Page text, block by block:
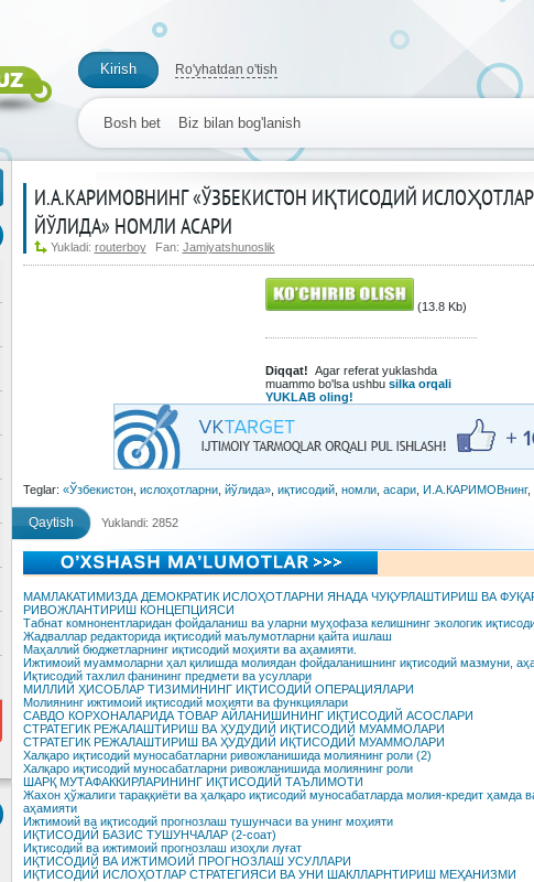
Kirish Ro'yhatdan o'tish
Bosh bet Biz bilan bog'lanish
И.А.КАРИМОВНИНГ «ЎЗБЕКИСТОН ИҚТИСОДИЙ
ЙЎЛИДА» НОМЛИ АСАРИ
Yukladi: routerboy Fan: Jamiyatshunoslik
(13.8 Kb)
Diqqat! Agar referat yuklashda
muammo bo'lsa ushbu silka orqali
YUKLAB oling!
Teglar: «Ўзбекистон, ислоҳотларни, йўлида», иқтисодий, номли, асари, И.А.КАРИМОВнинг,
Qaytish Yuklandi: 2852
МАМЛАКАТИМИЗДА ДЕМОКРАТИК ИСЛОҲОТЛАРНИ ЯНАДА ЧУҚУРЛАШТИРИШ ВА
РИВОЖЛАНТИРИШ КОНЦЕПЦИЯСИ
Табнат комнонентларидан фойдаланиш ва уларни муҳофаза келишнинг экологик
Жадваллар редакторида иқтисодий маълумотларни қайта ишлаш
Маҳаллий бюджетларнинг иқтисодий моҳияти ва аҳамияти.
Ижтимоий муаммоларни ҳал қилишда молиядан фойдаланишнинг иқтисодий мазмуни,
Иқтисодий тахлил фанининг предмети ва усуллари
МИЛЛИЙ ҲИСОБЛАР ТИЗИМИНИНГ ИҚТИСОДИЙ ОПЕРАЦИЯЛАРИ
Молиянинг ижтимоий иқтисодий моҳияти ва функциялари
САВДО КОРХОНАЛАРИДА ТОВАР АЙЛАНИШИНИНГ ИҚТИСОДИЙ АСОСЛАРИ
СТРАТЕГИК РЕЖАЛАШТИРИШ ВА ҲУДУДИЙ ИҚТИСОДИЙ МУАММОЛАРИ
СТРАТЕГИК РЕЖАЛАШТИРИШ ВА ҲУДУДИЙ ИҚТИСОДИЙ МУАММОЛАРИ
Халқаро иқтисодий муносабатларни ривожланишида молиянинг роли (2)
Халқаро иқтисодий муносабатларни ривожланишида молиянинг роли
ШАРҚ МУТАФАККИРЛАРИНИНГ ИҚТИСОДИЙ ТАЪЛИМОТИ
Жахон ҳўжалиги тараққиёти ва ҳалқаро иқтисодий муносабатларда молия-кредит ҳамда
аҳамияти
Ижтимоий ва иқтисодий прогнозлаш тушунчаси ва унинг моҳияти
ИҚТИСОДИЙ БАЗИС ТУШУНЧАЛАР (2-соат)
Иқтисодий ва ижтимоий прогнозлаш изоҳли луғат
ИҚТИСОДИЙ ВА ИЖТИМОИЙ ПРОГНОЗЛАШ УСУЛЛАРИ
ИҚТИСОДИЙ ИСЛОҲОТЛАР СТРАТЕГИЯСИ ВА УНИ ШАКЛЛАРНТИРИШ МЕҲАНИЗМИ